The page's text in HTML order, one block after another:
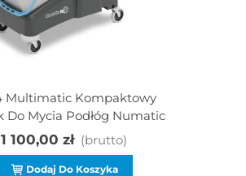
Multimatic Kompaktowy
Do Mycia Podłóg Numatic
1 100,00 zł (brutto)
Dodaj Do Koszyka